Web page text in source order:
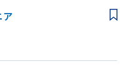
率 約35%以上）
客・サプライヤー拠点で勤務し、
の使用経験
ルに関する知識
ツール
きる能力
ア